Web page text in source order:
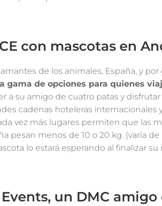
con mascotas en
de los animales, España, y
gama de opciones para quienes
a su amigo de cuatro patas y
cadenas hoteleras internacionales
vez más lugares permiten que las
pesan menos de 10 o 20 kg. (varía
lo estará esperando al finalizar su
un DMC amigo